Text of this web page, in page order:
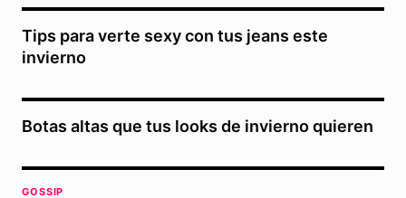
Tips para verte sexy con tus jeans este
invierno
Botas altas que tus looks de invierno quieren
GOSSIP